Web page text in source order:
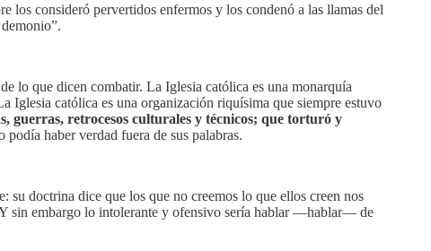
los consideró pervertidos enfermos y los condenó a las llamas del
lo que dicen combatir. La Iglesia católica es una monarquía
católica es una organización riquísima que siempre estuvo
guerras, retrocesos culturales y técnicos; que torturó y
haber verdad fuera de sus palabras.
su doctrina dice que los que no creemos lo que ellos creen nos
sin embargo lo intolerante y ofensivo sería hablar —hablar— de